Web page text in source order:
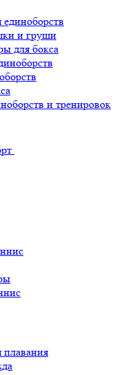
и груши
для бокса
и тренировок
плавания